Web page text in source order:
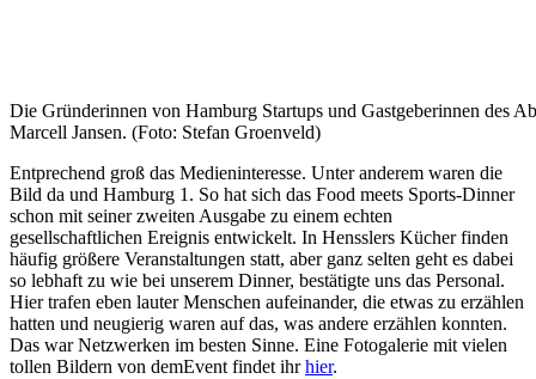
Die Gründerinnen von Hamburg Startups und Gastgeberinnen des
Marcell Jansen. (Foto: Stefan Groenveld)
Entprechend groß das Medieninteresse. Unter anderem waren die
Bild da und Hamburg 1. So hat sich das Food meets Sports-Dinner
schon mit seiner zweiten Ausgabe zu einem echten
gesellschaftlichen Ereignis entwickelt. In Hensslers Kücher finden
häufig größere Veranstaltungen statt, aber ganz selten geht es dabei
so lebhaft zu wie bei unserem Dinner, bestätigte uns das Personal.
Hier trafen eben lauter Menschen aufeinander, die etwas zu erzählen
hatten und neugierig waren auf das, was andere erzählen konnten.
Das war Netzwerken im besten Sinne. Eine Fotogalerie mit vielen
tollen Bildern von demEvent findet ihrhier.